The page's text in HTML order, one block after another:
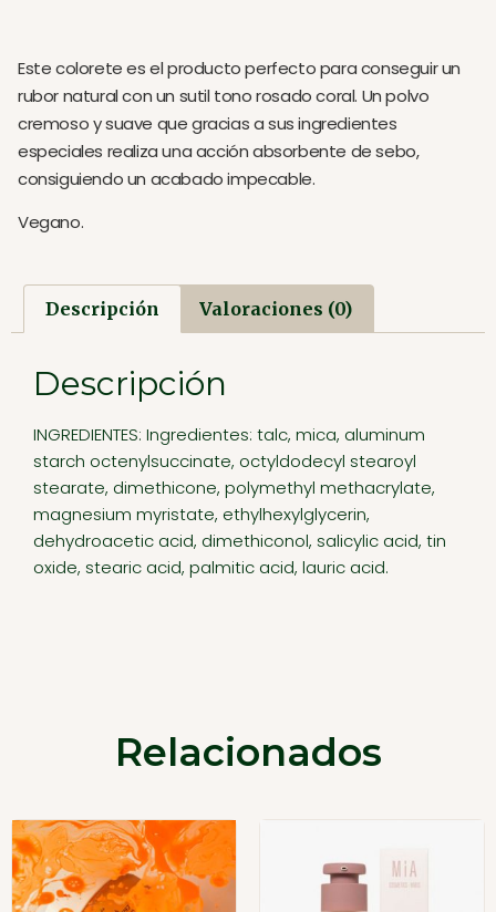
Este colorete es el producto perfecto para conseguir un
rubor natural con un sutil tono rosado coral. Un polvo
cremoso y suave que gracias a sus ingredientes
especiales realiza una acción absorbente de sebo,
consiguiendo un acabado impecable.
Vegano.
Descripción Valoraciones (0)
Descripción
INGREDIENTES: Ingredientes: talc, mica, aluminum
starch octenylsuccinate, octyldodecyl stearoyl
stearate, dimethicone, polymethyl methacrylate,
magnesium myristate, ethylhexylglycerin,
dehydroacetic acid, dimethiconol, salicylic acid, tin
oxide, stearic acid, palmitic acid, lauric acid.
Relacionados